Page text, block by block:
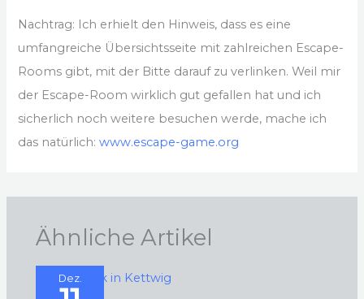
Nachtrag: Ich erhielt den Hinweis, dass es eine
umfangreiche Übersichtsseite mit zahlreichen Escape-
Rooms gibt, mit der Bitte darauf zu verlinken. Weil mir
der Escape-Room wirklich gut gefallen hat und ich
sicherlich noch weitere besuchen werde, mache ich
das natürlich:www.escape-game.org
Ähnliche Artikel
Dez.